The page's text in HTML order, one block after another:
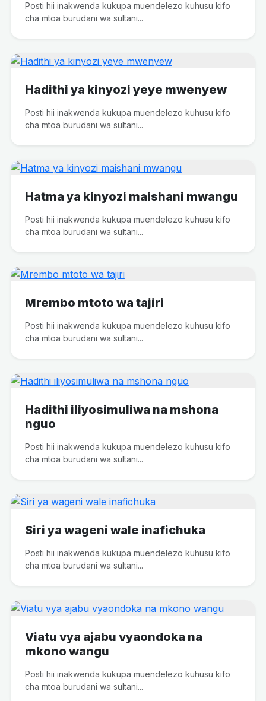
Posti hii inakwenda kukupa muendelezo kuhusu kifo
cha mtoa burudani wa sultani...
Hadithi ya kinyozi yeye mwenyew
Posti hii inakwenda kukupa muendelezo kuhusu kifo
cha mtoa burudani wa sultani...
Hatma ya kinyozi maishani mwangu
Posti hii inakwenda kukupa muendelezo kuhusu kifo
cha mtoa burudani wa sultani...
Mrembo mtoto wa tajiri
Posti hii inakwenda kukupa muendelezo kuhusu kifo
cha mtoa burudani wa sultani...
Hadithi iliyosimuliwa na mshona
nguo
Posti hii inakwenda kukupa muendelezo kuhusu kifo
cha mtoa burudani wa sultani...
Siri ya wageni wale inafichuka
Posti hii inakwenda kukupa muendelezo kuhusu kifo
cha mtoa burudani wa sultani...
Viatu vya ajabu vyaondoka na
mkono wangu
Posti hii inakwenda kukupa muendelezo kuhusu kifo
cha mtoa burudani wa sultani...